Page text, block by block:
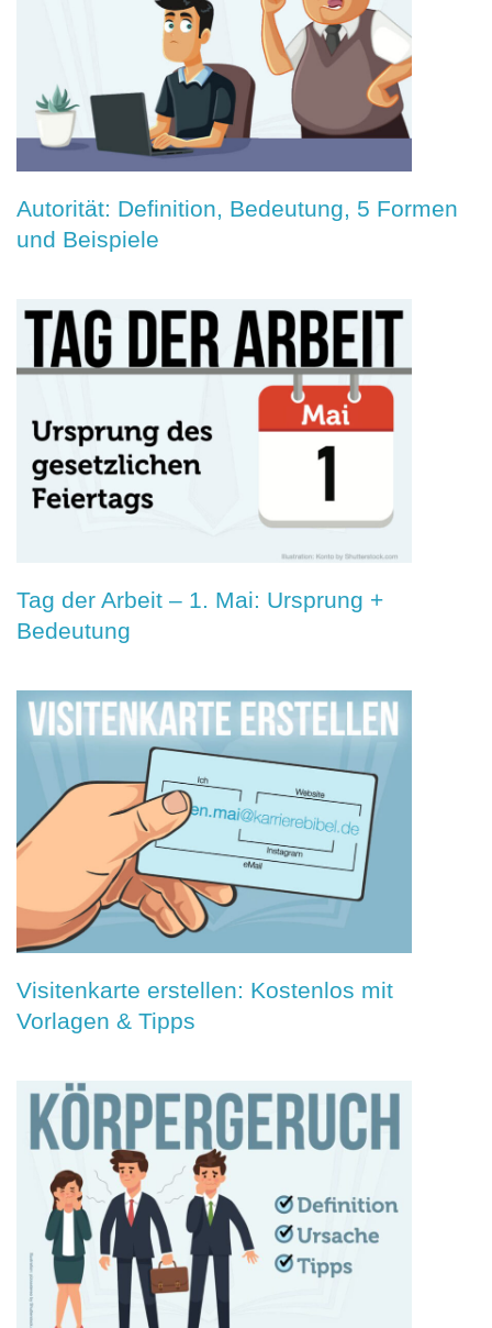
Autorität: Definition, Bedeutung, 5 Formen
und Beispiele
Tag der Arbeit – 1. Mai: Ursprung +
Bedeutung
Visitenkarte erstellen: Kostenlos mit
Vorlagen & Tipps